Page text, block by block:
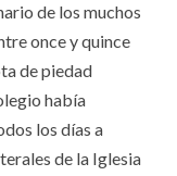
de los muchos
once y quince
de piedad
había
los días a
de la Iglesia